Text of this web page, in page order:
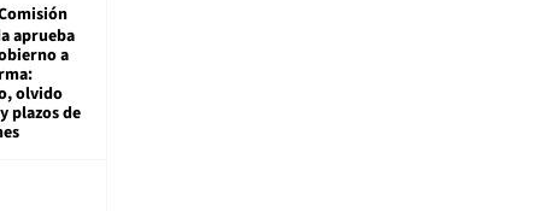
aprueba
a
olvido
plazos de